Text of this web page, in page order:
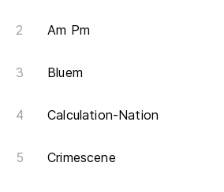
Am Pm
Bluem
Calculation-Nation
Crimescene